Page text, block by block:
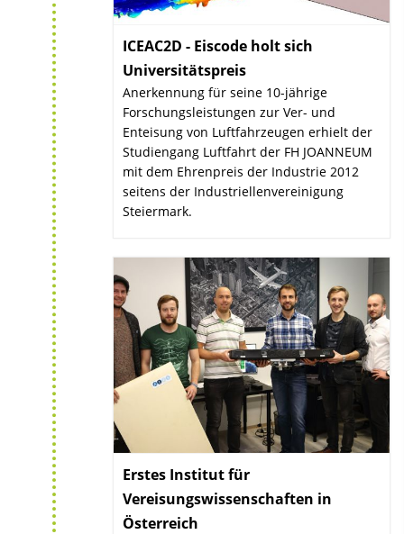
ICEAC2D - Eiscode holt sich
Universitätspreis
Anerkennung für seine 10-jährige
Forschungsleistungen zur Ver- und
Enteisung von Luftfahrzeugen erhielt der
Studiengang Luftfahrt der FH JOANNEUM
mit dem Ehrenpreis der Industrie 2012
seitens der Industriellenvereinigung
Steiermark.
Erstes Institut für
Vereisungswissenschaften in
Österreich